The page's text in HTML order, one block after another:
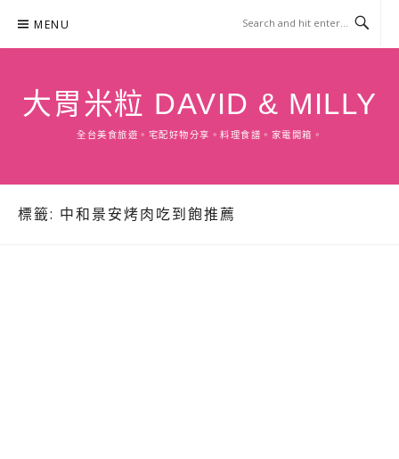
content
MENU
大胃米粒 DAVID & MILLY
全台美食旅遊。宅配好物分享。料理食譜。家電開箱。
標籤: 中和景安烤肉吃到飽推薦